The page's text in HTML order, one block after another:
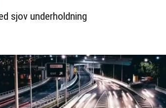
sjov underholdning